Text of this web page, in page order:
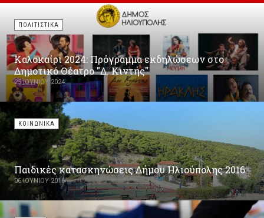
ΠΟΛΙΤΙΣΤΙΚΑ
Καλοκαίρι 2024: Πρόγραμμα εκδηλώσεων στο
Δημοτικό Θέατρο "Δ. Κιντής"
25 ΙΟΥΝΊΟΥ 2024
ΚΟΙΝΩΝΙΚΑ
Παιδικές κατασκηνώσεις Δήμου Ηλιούπολης 2016
06 ΙΟΥΝΊΟΥ 2016